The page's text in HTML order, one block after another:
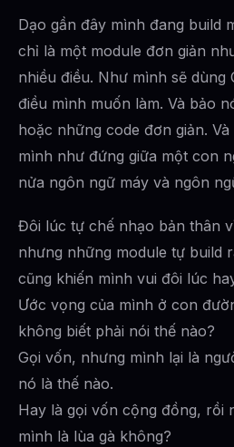
Dạo gần đây mình đang build
chỉ là một module đơn giản
nhiều điều. Như mình sẽ dùng
điều mình muốn làm. Và bảo
hoặc những code đơn giản.
mình như đứng giữa một con
nửa ngôn ngữ máy và ngôn
Đôi lúc tự chế nhạo bản thân
nhưng những module tự build
cũng khiến mình vui đôi lúc
Ước vọng của mình ở con
không biết phải nói thế nào?
Gọi vốn, nhưng mình lại là
nó là thế nào.
Hay là gọi vốn cộng đồng, rồi
mình là lùa gà không?